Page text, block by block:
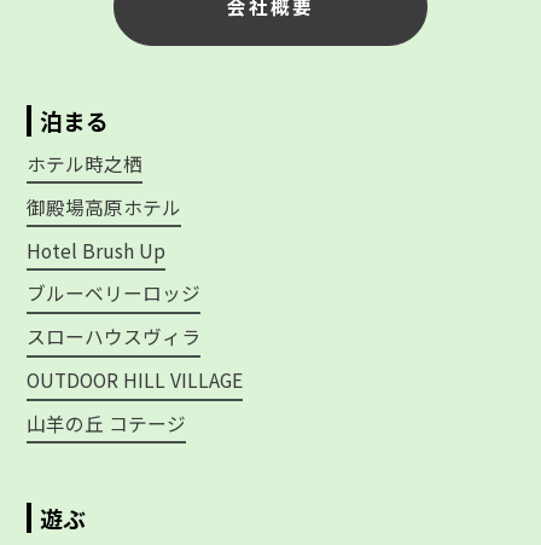
会社概要
泊まる
ホテル時之栖
御殿場高原ホテル
Hotel Brush Up
ブルーベリーロッジ
スローハウスヴィラ
OUTDOOR HILL VILLAGE
山羊の丘 コテージ
遊ぶ